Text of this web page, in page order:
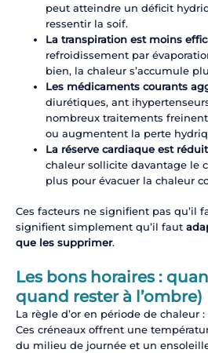
peut atteindre un déficit
ressentir la soif.
La transpiration est moins
refroidissement par
bien, la chaleur s’accumule
Les médicaments courants
diurétiques, ant
nombreux traitements
ou augmentent la perte
La réserve cardiaque est
chaleur sollicite davantage le
plus pour évacuer la chaleur
Ces facteurs ne signifient pas qu’il
signifient simplement qu’il faut
que les supprimer.
Les bons horaires :
quand rester à l’ombre)
La règle d’or en période de chaleur :
Ces créneaux offrent une
du milieu de journée et un